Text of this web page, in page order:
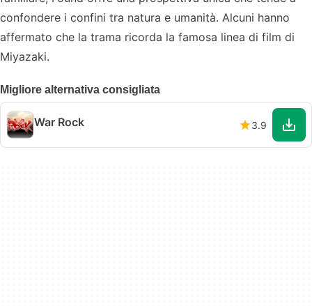
confondere i confini tra natura e umanità. Alcuni hanno
affermato che la trama ricorda la famosa linea di film di
Miyazaki.
Migliore alternativa consigliata
War Rock 3.9